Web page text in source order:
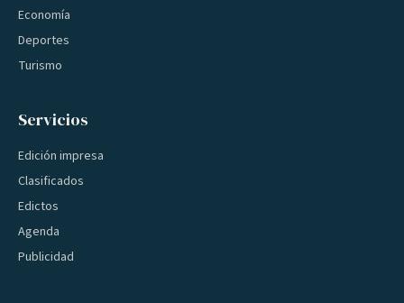
Economía
Deportes
Turismo
Servicios
Edición impresa
Clasificados
Edictos
Agenda
Publicidad